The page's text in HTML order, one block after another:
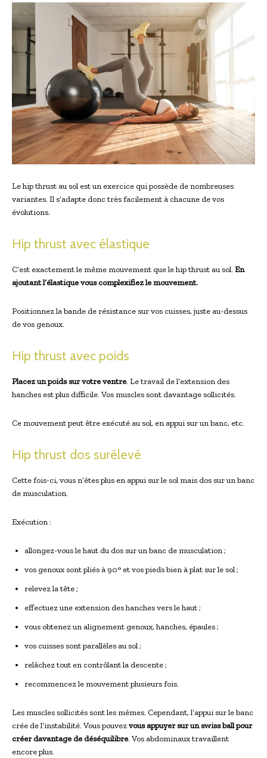
Le hip thrust au sol est un exercice qui possède de nombreuses
variantes. Il s’adapte donc très facilement à chacune de vos
évolutions.
Hip thrust avec élastique
C’est exactement le même mouvement que le hip thrust au sol. En
ajoutant l’élastique vous complexifiez le mouvement.
Positionnez la bande de résistance sur vos cuisses, juste au-dessus
de vos genoux.
Hip thrust avec poids
Placez un poids sur votre ventre. Le travail de l’extension des
hanches est plus difficile. Vos muscles sont davantage sollicités.
Ce mouvement peut être exécuté au sol, en appui sur un banc, etc.
Hip thrust dos surélevé
Cette fois-ci, vous n’êtes plus en appui sur le sol mais dos sur un banc
de musculation.
Exécution :
allongez-vous le haut du dos sur un banc de musculation ;
vos genoux sont pliés à 90° et vos pieds bien à plat sur le sol ;
relevez la tête ;
effectuez une extension des hanches vers le haut ;
vous obtenez un alignement genoux, hanches, épaules ;
vos cuisses sont parallèles au sol ;
relâchez tout en contrôlant la descente ;
recommencez le mouvement plusieurs fois.
Les muscles sollicités sont les mêmes. Cependant, l’appui sur le banc
crée de l’instabilité. Vous pouvezvous appuyer sur un swiss ball pour
créer davantage de déséquilibre. Vos abdominaux travaillent
encore plus.